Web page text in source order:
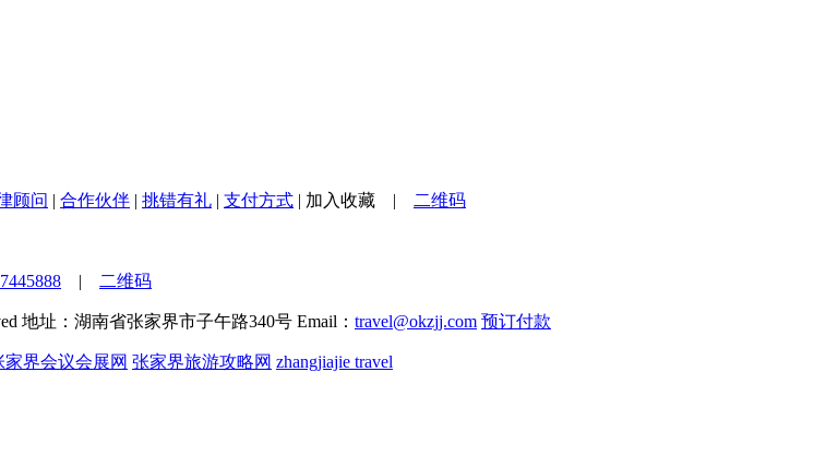
顾问 | 合作伙伴 | 挑错有礼 | 支付方式 | 加入收藏 | 二维码
| 二维码
地址：湖南省张家界市子午路340号 Email： travel@okzjj.com 预订付款
家界会议会展网 张家界旅游攻略网 zhangjiajie travel